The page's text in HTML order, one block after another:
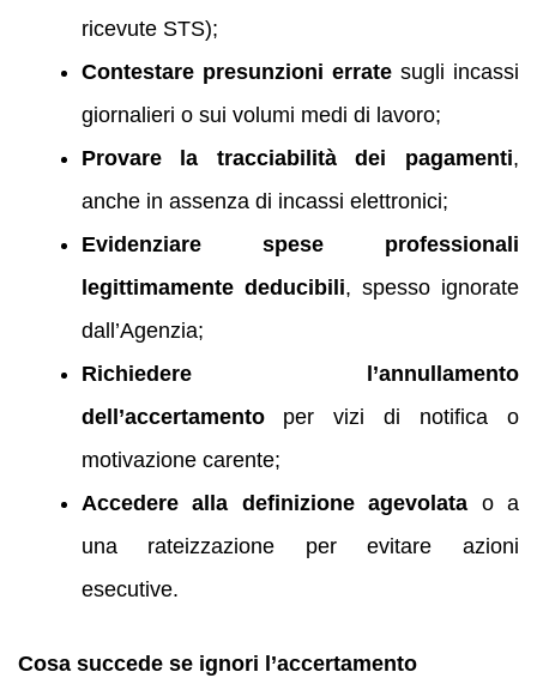
ricevute STS);
Contestare presunzioni erratesugli incassi
giornalieri o sui volumi medi di lavoro;
Provare la tracciabilità dei pagamenti,
anche in assenza di incassi elettronici;
Evidenziare spese professionali
legittimamente deducibili, spesso ignorate
dall’Agenzia;
Richiedere l’annullamento
dell’accertamentoper vizi di notifica o
motivazione carente;
Accedere alla definizione agevolata o a
una rateizzazione per evitare azioni
esecutive.
Cosa succede se ignori l’accertamento